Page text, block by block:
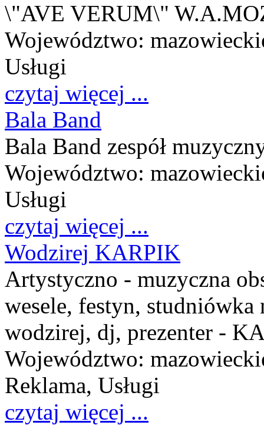
\"AVE VERUM\"
Województwo:
Usługi
czytaj więcej ...
Bala Band
Bala Band zespół
Województwo:
Usługi
czytaj więcej ...
Wodzirej KARPIK
Artystyczno - muzyczna
wesele, festyn, studniówka
wodzirej, dj, prezenter -
Województwo:
Reklama, Usługi
czytaj więcej ...